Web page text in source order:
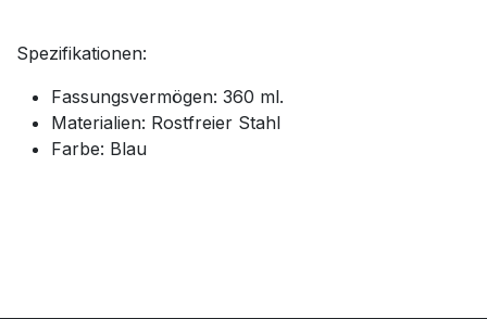
Spezifikationen:
Fassungsvermögen: 360 ml.
Materialien: Rostfreier Stahl
Farbe: Blau